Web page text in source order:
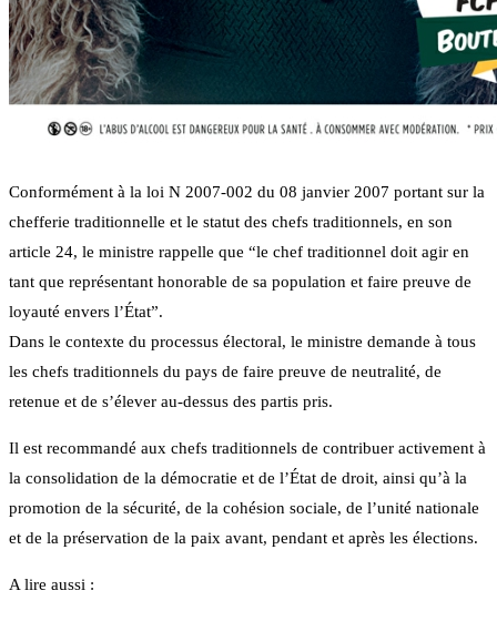
Conformément à la loi N 2007-002 du 08 janvier 2007 portant sur la
chefferie traditionnelle et le statut des chefs traditionnels, en son
article 24, le ministre rappelle que “le chef traditionnel doit agir en
tant que représentant honorable de sa population et faire preuve de
loyauté envers l’État”.
Dans le contexte du processus électoral, le ministre demande à tous
les chefs traditionnels du pays de faire preuve de neutralité, de
retenue et de s’élever au-dessus des partis pris.
Il est recommandé aux chefs traditionnels de contribuer activement à
la consolidation de la démocratie et de l’État de droit, ainsi qu’à la
promotion de la sécurité, de la cohésion sociale, de l’unité nationale
et de la préservation de la paix avant, pendant et après les élections.
A lire aussi :